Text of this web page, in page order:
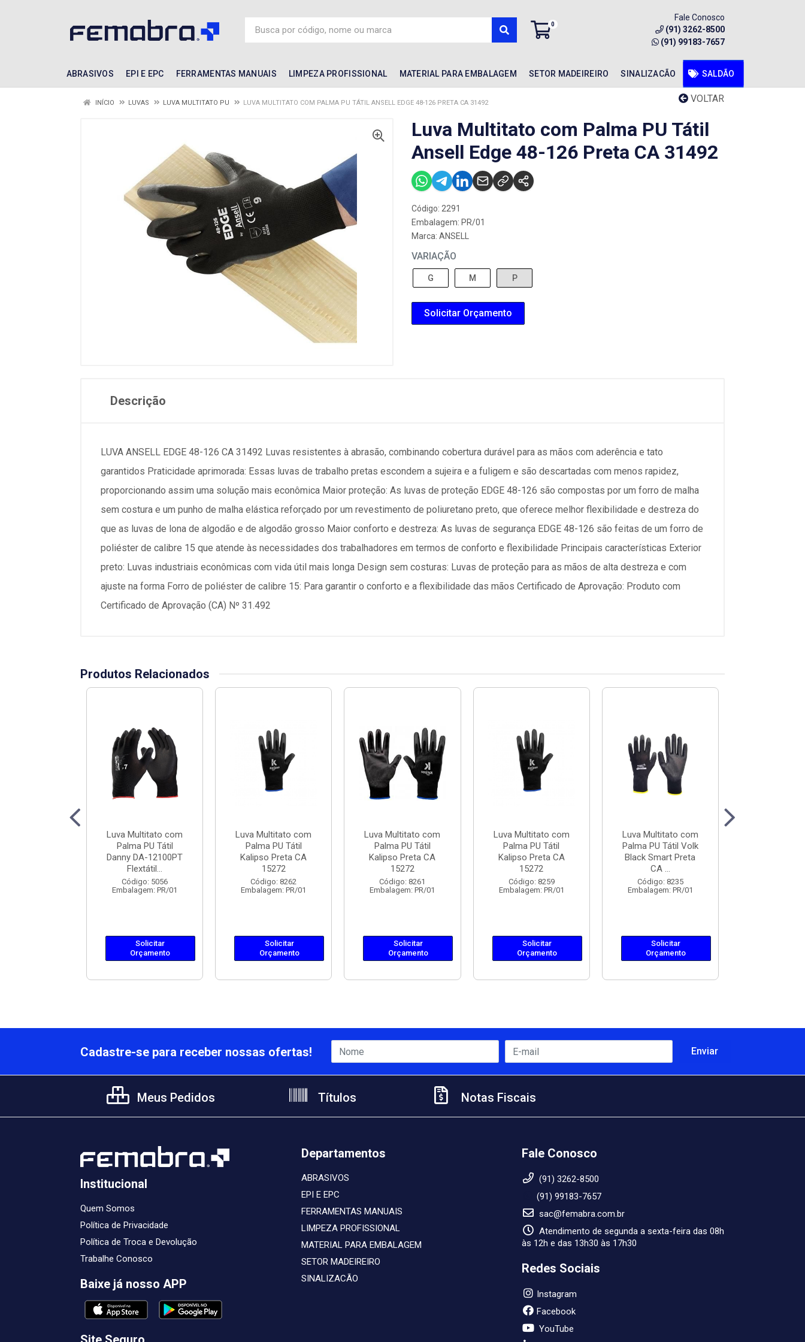
0
Fale Conosco
(91) 3262-8500
(91) 99183-7657
ABRASIVOS EPI E EPC FERRAMENTAS MANUAIS LIMPEZA PROFISSIONAL MATERIAL PARA EMBALAGEM SETOR MADEIREIRO SINALIZACÃO SALDÃO
VOLTAR
INÍCIO LUVAS LUVA MULTITATO PU LUVA MULTITATO COM PALMA PU TÁTIL ANSELL EDGE 48-126 PRETA CA 31492
Luva Multitato com Palma PU Tátil
Ansell Edge 48-126 Preta CA 31492
Código: 2291
Embalagem: PR/01
Marca: ANSELL
VARIAÇÃO
G M P
Solicitar Orçamento
Descrição
LUVA ANSELL EDGE 48-126 CA 31492 Luvas resistentes à abrasão, combinando cobertura durável para as mãos com aderência e tato
garantidos Praticidade aprimorada: Essas luvas de trabalho pretas escondem a sujeira e a fuligem e são descartadas com menos rapidez,
proporcionando assim uma solução mais econômica Maior proteção: As luvas de proteção EDGE 48-126 são compostas por um forro de malha
sem costura e um punho de malha elástica reforçado por um revestimento de poliuretano preto, que oferece melhor flexibilidade e destreza do
que as luvas de lona de algodão e de algodão grosso Maior conforto e destreza: As luvas de segurança EDGE 48-126 são feitas de um forro de
poliéster de calibre 15 que atende às necessidades dos trabalhadores em termos de conforto e flexibilidade Principais características Exterior
preto: Luvas industriais econômicas com vida útil mais longa Design sem costuras: Luvas de proteção para as mãos de alta destreza e com
ajuste na forma Forro de poliéster de calibre 15: Para garantir o conforto e a flexibilidade das mãos Certificado de Aprovação: Produto com
Certificado de Aprovação (CA) Nº 31.492
Produtos Relacionados
Luva Multitato com
Palma PU Tátil
Danny DA-12100PT
Flextátil...
Código: 5056
Embalagem: PR/01
Solicitar
Orçamento
Luva Multitato com
Palma PU Tátil
Kalipso Preta CA
15272
Código: 8262
Embalagem: PR/01
Solicitar
Orçamento
Luva Multitato com
Palma PU Tátil
Kalipso Preta CA
15272
Código: 8261
Embalagem: PR/01
Solicitar
Orçamento
Luva Multitato com
Palma PU Tátil
Kalipso Preta CA
15272
Código: 8259
Embalagem: PR/01
Solicitar
Orçamento
Luva Multitato com
Palma PU Tátil Volk
Black Smart Preta
CA ...
Código: 8235
Embalagem: PR/01
Solicitar
Orçamento
Cadastre-se para receber nossas ofertas!
Meus Pedidos Títulos Notas Fiscais
Institucional
Quem Somos
Política de Privacidade
Política de Troca e Devolução
Trabalhe Conosco
Baixe já nosso APP
Departamentos
ABRASIVOS
EPI E EPC
FERRAMENTAS MANUAIS
LIMPEZA PROFISSIONAL
MATERIAL PARA EMBALAGEM
SETOR MADEIREIRO
SINALIZACÃO
Fale Conosco
(91) 3262-8500
(91) 99183-7657
sac@femabra.com.br
Atendimento de segunda a sexta-feira das 08h
às 12h e das 13h30 às 17h30
Redes Sociais
Instagram
Facebook
YouTube